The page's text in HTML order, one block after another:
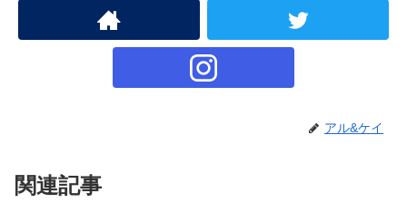
アル&ケイ
関連記事